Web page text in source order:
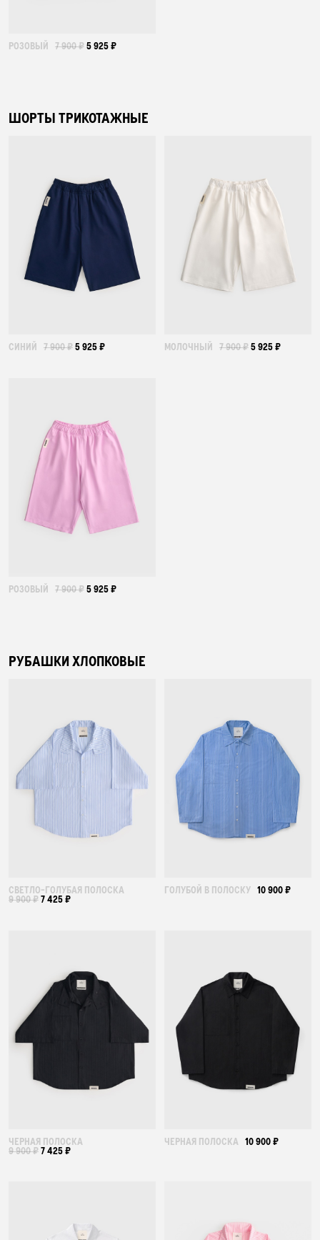
О БРЕНДЕ
РОССИЯ БЕЛАРУСЬ КАЗАХСТАН
РОЗОВЫЙ 7 900 ₽5 925 ₽
ШОРТЫ ТРИКОТАЖНЫЕ
СИНИЙ 7 900 ₽5 925 ₽ МОЛОЧНЫЙ 7 900 ₽5 925 ₽
РОЗОВЫЙ 7 900 ₽5 925 ₽
РУБАШКИ ХЛОПКОВЫЕ
СВЕТЛО-ГОЛУБАЯ ПОЛОСКА
9 900 ₽7 425 ₽
ГОЛУБОЙ В ПОЛОСКУ 10 900 ₽
ЧЕРНАЯ ПОЛОСКА
9 900 ₽7 425 ₽
ЧЕРНАЯ ПОЛОСКА 10 900 ₽